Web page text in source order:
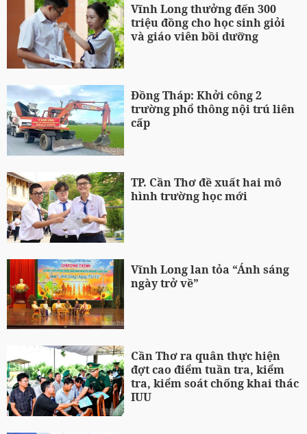
Vĩnh Long thưởng đến 300
triệu đồng cho học sinh giỏi
và giáo viên bồi dưỡng
Đồng Tháp: Khởi công 2
trường phổ thông nội trú liên
cấp
TP. Cần Thơ đề xuất hai mô
hình trường học mới
Vĩnh Long lan tỏa “Ánh sáng
ngày trở về”
Cần Thơ ra quân thực hiện
đợt cao điểm tuần tra, kiểm
tra, kiểm soát chống khai thác
IUU